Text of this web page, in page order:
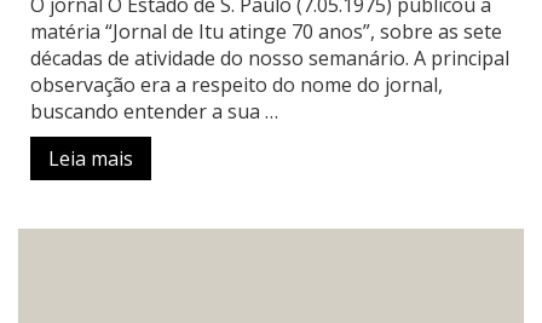
matéria “Jornal de Itu atinge 70 anos”, sobre as sete
décadas de atividade do nosso semanário. A principal
observação era a respeito do nome do jornal,
buscando entender a sua …
Leia mais